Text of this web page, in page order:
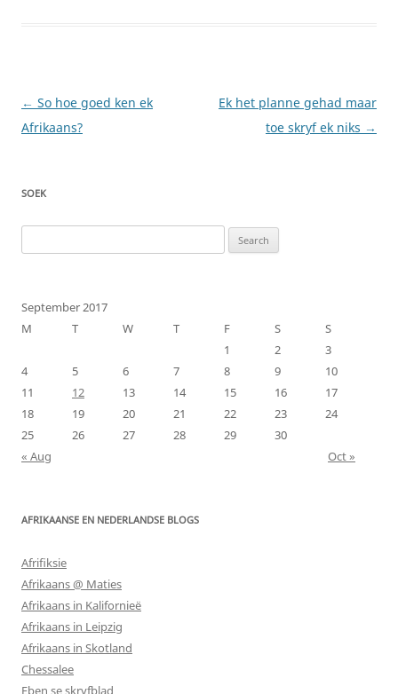
Post
navigation
← So hoe goed ken ek
Afrikaans?
Ek het planne gehad maar
toe skryf ek niks →
SOEK
for:
September 2017
M
T W T F S
S
1
2
3
4
5 6 7 8 9
10
11
12 13 14 15 16
17
18
19 20 21 22 23
24
25
26 27 28 29
30
« Aug
Oct »
AFRIKAANSE EN NEDERLANDSE BLOGS
Afrifiksie
Afrikaans @ Maties
Afrikaans in Kalifornieë
Afrikaans in Leipzig
Afrikaans in Skotland
Chessalee
Eben se skryfblad